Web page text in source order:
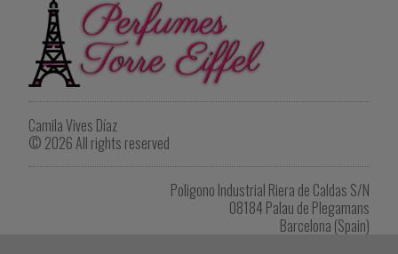
Camila Vives Díaz
© 2026 All rights reserved
Poligono Industrial Riera de Caldas S/N
08184 Palau de Plegamans
Barcelona (Spain)